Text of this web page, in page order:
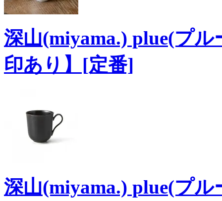
深山(miyama.) plue(プ
印あり】[定番]
深山(miyama.) plue(プ